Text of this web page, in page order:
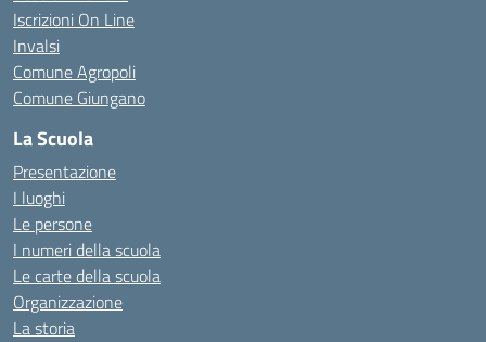
Iscrizioni On Line
Invalsi
Comune Agropoli
Comune Giungano
La Scuola
Presentazione
I luoghi
Le persone
I numeri della scuola
Le carte della scuola
Organizzazione
La storia